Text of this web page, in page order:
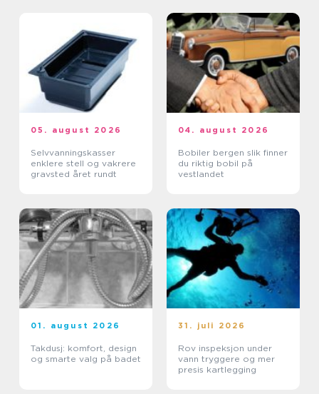
05. august 2026
Selvvanningskasser
enklere stell og vakrere
gravsted året rundt
04. august 2026
Bobiler bergen slik finner
du riktig bobil på
vestlandet
01. august 2026
Takdusj: komfort, design
og smarte valg på badet
31. juli 2026
Rov inspeksjon under
vann tryggere og mer
presis kartlegging